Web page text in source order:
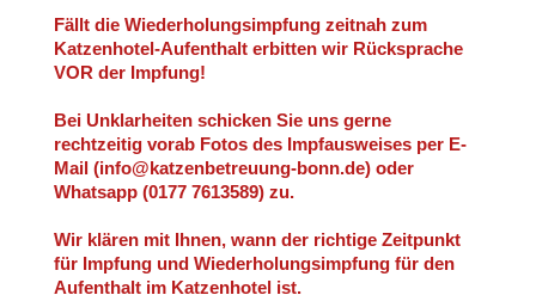
Fällt die Wiederholungsimpfung zeitnah zum
Katzenhotel-Aufenthalt erbitten wir Rücksprache
VOR der Impfung!
Bei Unklarheiten schicken Sie uns gerne
rechtzeitig vorab Fotos des Impfausweises per E-
Mail (info@katzenbetreuung-bonn.de) oder
Whatsapp (0177 7613589) zu.
Wir klären mit Ihnen, wann der richtige Zeitpunkt
für Impfung und Wiederholungsimpfung für den
Aufenthalt im Katzenhotel ist.